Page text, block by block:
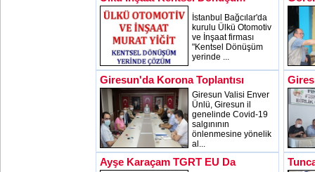
İstanbul Bağcılar'da
kurulu Ülkü Otomotiv
ve İnşaat firması
"Kentsel Dönüşüm
yerinde ...
Giresun'da Korona Toplantısı
Giresun Valisi Enver
Ünlü, Giresun il
genelinde Covid-19
salgınının
önlenmesine yönelik
al...
Ayşe Karaçam TGRT EU Da